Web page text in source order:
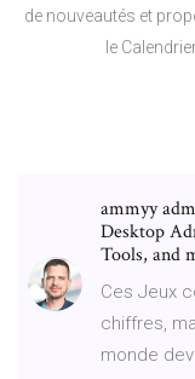
de nouveautés et
le
ammyy
Desktop
Tools, and
Ces Jeux
chiffres,
monde